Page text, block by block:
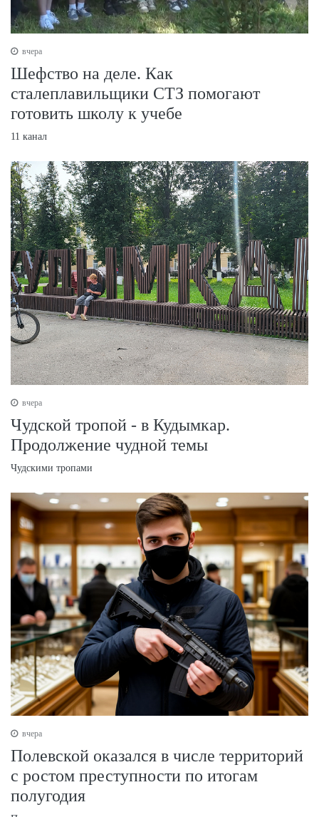
вчера
Шефство на деле. Как
сталеплавильщики СТЗ помогают
готовить школу к учебе
11 канал
вчера
Чудской тропой - в Кудымкар.
Продолжение чудной темы
Чудскими тропами
вчера
Полевской оказался в числе территорий
с ростом преступности по итогам
полугодия